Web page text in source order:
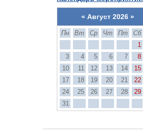
« Август 2026 »
Пн Вт Ср Чт Пт Сб
1
3
4 5 6 7 8
10
11 12 13 14 15
17
18 19 20 21 22
24
25 26 27 28 29
31